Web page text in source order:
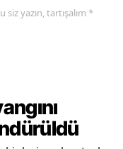
yazın, tartışalım *